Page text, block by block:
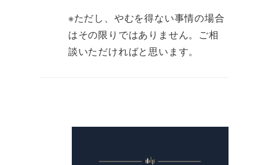
※ただし、やむを得ない事情の場合
はその限りではありません。ご相
談いただければと思います。